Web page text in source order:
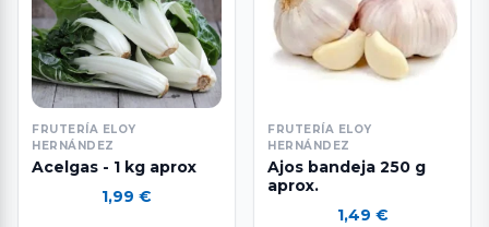
FRUTERÍA ELOY
HERNÁNDEZ
Acelgas - 1 kg aprox
1,99 €
FRUTERÍA ELOY
HERNÁNDEZ
Ajos bandeja 250 g
aprox.
1,49 €